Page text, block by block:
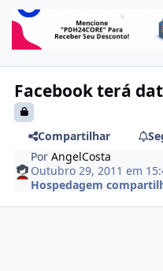
Facebook terá
Compartilhar
PorAngelCosta
Outubro 29, 2011 em
Hospedagem